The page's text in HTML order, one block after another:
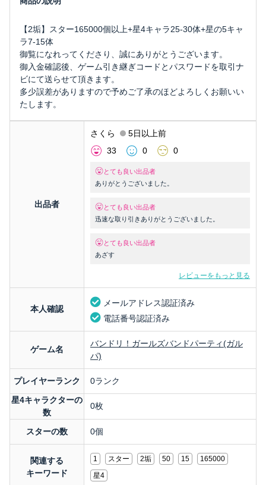
【2垢】スター165000個以上+星4キャラ25-30体+星の5キャ
ラ7-15体
御覧になれってくださり、誠にありがとうございます。
御入金確認後、ゲーム引き継ぎコードとパスワードを取引ナ
ビにて送らせて頂きます。
多少誤差がありますので予めご了承のほどよろしくお願いい
たします。
出品者
さくら
5日以上前
33
0 0
とても良い出品者
ありがとうございました。
とても良い出品者
迅速な取り引きありがとうございました。
とても良い出品者
あざす
レビューをもっと見る
本人確認
メールアドレス認証済み
電話番号認証済み
ゲーム名
バンドリ！ガールズバンドパーティ(ガル
パ)
プレイヤーランク
0ランク
星4キャラクターの
数
0枚
スターの数 0個
関連する
キーワード
1 スター 2垢 50 15
165000
星4